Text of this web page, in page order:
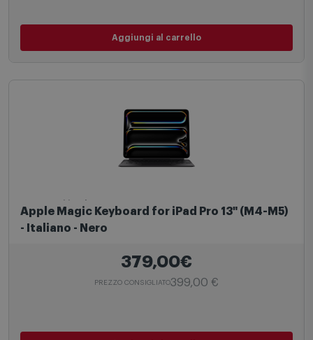
Aggiungi al carrello
Apple Magic Keyboard for iPad Pro 13" (M4-M5)
- Italiano - Nero
379,00€
PREZZO CONSIGLIATO399,00 €